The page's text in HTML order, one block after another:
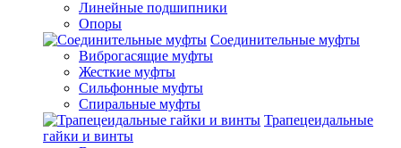
Линейные подшипники
Опоры
Соединительные муфты
Виброгасящие муфты
Жесткие муфты
Сильфонные муфты
Спиральные муфты
Трапецеидальные
гайки и винты